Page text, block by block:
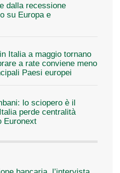
dalla recessione
su Europa e
Italia a maggio tornano
a rate conviene meno
Paesi europei
lo sciopero è il
perde centralità
Euronext